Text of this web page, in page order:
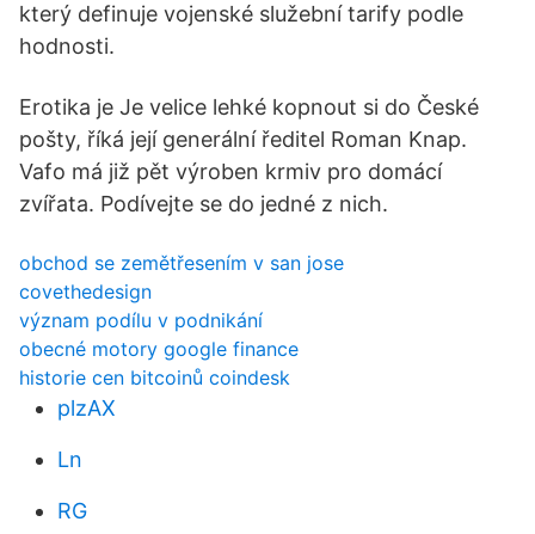
který definuje vojenské služební tarify podle
hodnosti.
Erotika je Je velice lehké kopnout si do České
pošty, říká její generální ředitel Roman Knap.
Vafo má již pět výroben krmiv pro domácí
zvířata. Podívejte se do jedné z nich.
obchod se zemětřesením v san jose
covethedesign
význam podílu v podnikání
obecné motory google finance
historie cen bitcoinů coindesk
plzAX
Ln
RG